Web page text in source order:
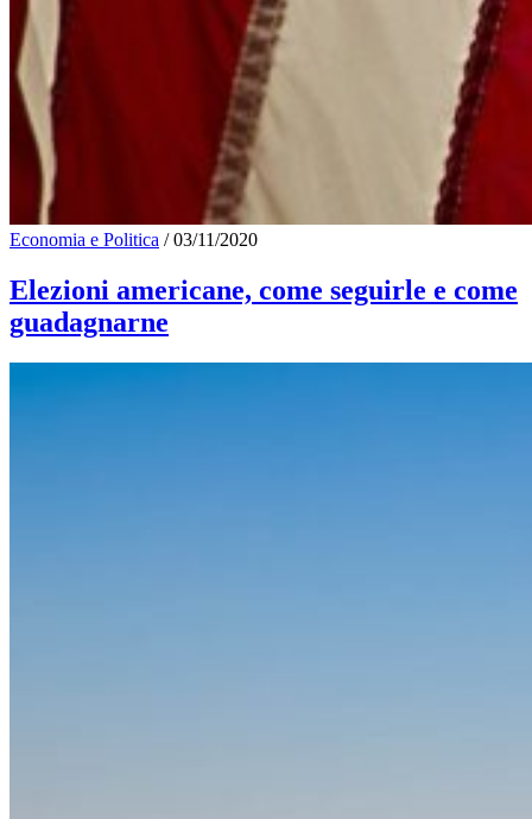
Economia e Politica / 03/11/2020
Elezioni americane, come seguirle e come
guadagnarne